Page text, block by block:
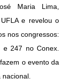
Maria Lima,
e revelou o
nos congressos:
e 247 no Conex.
o evento da
nacional.